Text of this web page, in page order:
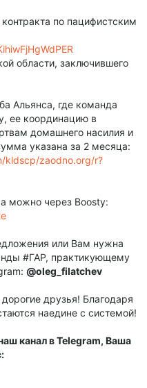
по пацифистским
области, заключившего
Альянса, где команда
ее координацию в
домашнего насилия и
указана за 2 месяца:
kldscp/zaodno.org/r?
можно через Boosty:
или Вам нужна
#ГАР, практикующему
@oleg_filatchev
друзья! Благодаря
наедине с системой!
канал в Telegram, Ваша